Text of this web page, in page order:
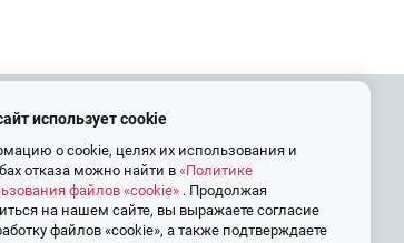
Контакты
+7 (4822) 45-25-13
info@frp69.ru
использует cookie
о cookie, целях их использования и
отказа можно найти в«Политике
файлов «cookie» . Продолжая
на нашем сайте, вы выражаете согласие
файлов «cookie», а также подтверждаете